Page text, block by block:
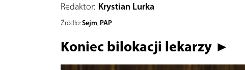
Redaktor: Krystian Lurka
Źródło: Sejm, PAP
Koniec bilokacji lekarzy ►